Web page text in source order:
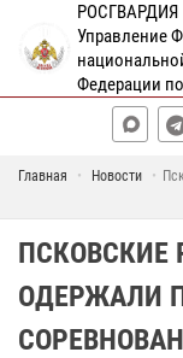
РОСГВАРДИЯ
Управление
Федерации
Главная Новости
ПСКОВСКИЕ
ОДЕРЖАЛИ